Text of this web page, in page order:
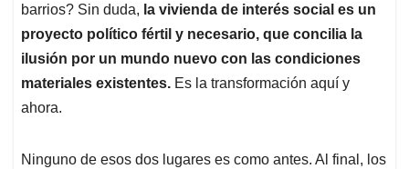
barrios? Sin duda, la vivienda de interés social es un
proyecto político fértil y necesario, que concilia la
ilusión por un mundo nuevo con las condiciones
materiales existentes. Es la transformación aquí y
ahora.
Ninguno de esos dos lugares es como antes. Al final, los